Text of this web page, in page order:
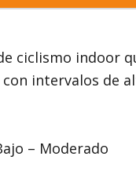
ciclismo indoor
intervalos de
– Moderado